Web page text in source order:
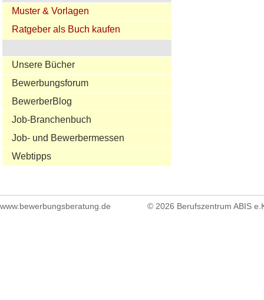
Muster & Vorlagen
Ratgeber als Buch kaufen
Unsere Bücher
Bewerbungsforum
BewerberBlog
Job-Branchenbuch
Job- und Bewerbermessen
Webtipps
www.bewerbungsberatung.de © 2026 Berufszentrum ABIS